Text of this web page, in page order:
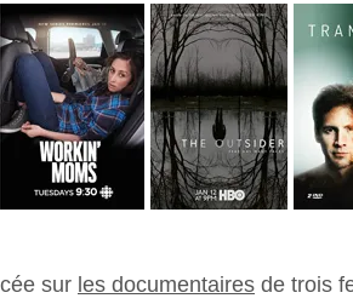
sur les documentaires de trois